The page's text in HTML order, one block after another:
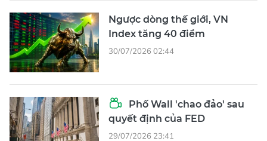
Ngược dòng thế giới, VN
Index tăng 40 điểm
30/07/2026 02:44
Phố Wall 'chao đảo' sau
quyết định của FED
29/07/2026 23:41